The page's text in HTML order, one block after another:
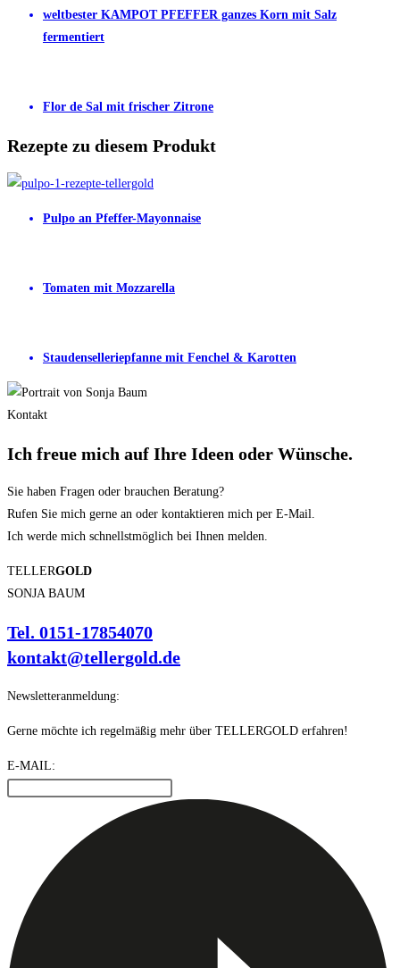
weltbester KAMPOT PFEFFER ganzes Korn mit Salz
fermentiert
Flor de Sal mit frischer Zitrone
Rezepte zu diesem Produkt
Pulpo an Pfeffer-Mayonnaise
Tomaten mit Mozzarella
Staudenselleriepfanne mit Fenchel & Karotten
Kontakt
Ich freue mich auf Ihre Ideen oder Wünsche.
Sie haben Fragen oder brauchen Beratung?
Rufen Sie mich gerne an oder kontaktieren mich per E-Mail.
Ich werde mich schnellstmöglich bei Ihnen melden.
TELLERGOLD
SONJA BAUM
Tel. 0151-17854070
kontakt@tellergold.de
Newsletteranmeldung:
Gerne möchte ich regelmäßig mehr über TELLERGOLD erfahren!
E-MAIL: